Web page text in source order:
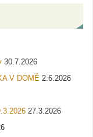
30.7.2026
V DOMĚ 2.6.2026
27.3.2026